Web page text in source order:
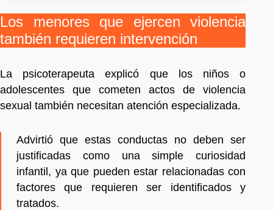
Los menores que ejercen violencia
también requieren intervención
La psicoterapeuta explicó que los niños o
adolescentes que cometen actos de violencia
sexual también necesitan atención especializada.
Advirtió que estas conductas no deben ser
justificadas como una simple curiosidad
infantil, ya que pueden estar relacionadas con
factores que requieren ser identificados y
tratados.